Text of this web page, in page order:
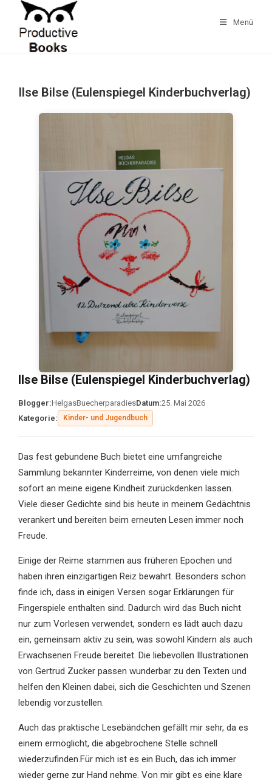
springen
Menü
Ilse Bilse (Eulenspiegel Kinderbuchverlag)
Ilse Bilse (Eulenspiegel Kinderbuchverlag)
Blogger:HelgasBuecherparadiesDatum:25. Mai 2026
Kategorie:
Kinder- und Jugendbuch
Das fest gebundene Buch bietet eine umfangreiche
Sammlung bekannter Kinderreime, von denen viele mich
sofort an meine eigene Kindheit zurückdenken lassen.
Viele dieser Gedichte sind bis heute in meinem Gedächtnis
verankert und bereiten beim erneuten Lesen immer noch
Freude.
Einige der Reime stammen aus früheren Epochen und
haben ihren einzigartigen Reiz bewahrt. Besonders schön
finde ich, dass in einigen Versen sogar Erklärungen für
Fingerspiele enthalten sind. Dadurch wird das Buch nicht
nur zum Vorlesen verwendet, sondern es lädt auch dazu
ein, gemeinsam aktiv zu sein, was sowohl Kindern als auch
Erwachsenen Freude bereitet. Die liebevollen Illustrationen
von Gertrud Zucker passen wunderbar zu den Texten und
helfen den Kleinen dabei, sich die Geschichten und Szenen
lebendig vorzustellen.
Auch das praktische Lesebändchen gefällt mir sehr, da es
einem ermöglicht, die abgebrochene Stelle schnell
wiederzufinden.Für mich ist es ein Buch, das ich immer
wieder gerne zur Hand nehme. Von mir gibt es eine klare